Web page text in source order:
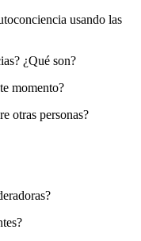
usando las
¿Qué son?
momento?
otras personas?